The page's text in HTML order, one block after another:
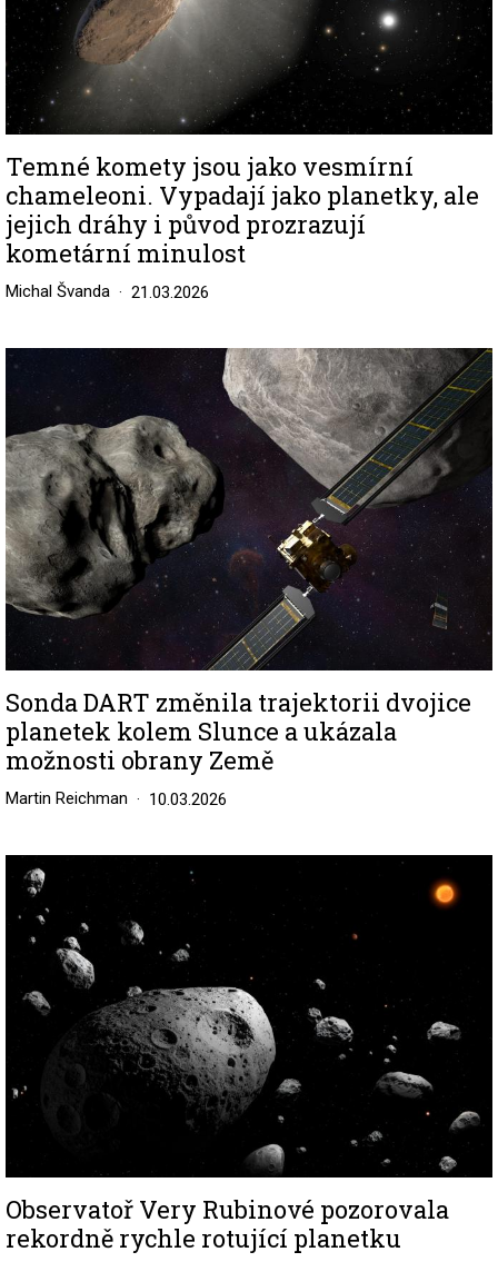
Temné komety jsou jako vesmírní
chameleoni. Vypadají jako planetky, ale
jejich dráhy i původ prozrazují
kometární minulost
Michal Švanda 21.03.2026
Image
Sonda DART změnila trajektorii dvojice
planetek kolem Slunce a ukázala
možnosti obrany Země
Martin Reichman 10.03.2026
Image
Observatoř Very Rubinové pozorovala
rekordně rychle rotující planetku